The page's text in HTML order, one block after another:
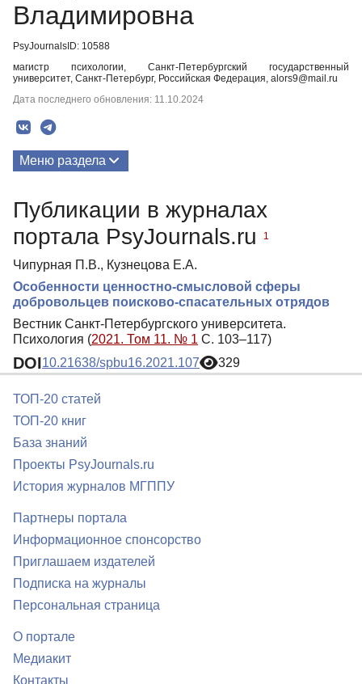
Владимировна
PsyJournalsID: 10588
магистр психологии, Санкт-Петербургский государственный
университет, Санкт-Петербург, Российская Федерация, alors9@mail.ru
Дата последнего обновления: 11.10.2024
Меню раздела
Публикации в журналах
портала PsyJournals.ru
1
Чипурная П.В., Кузнецова Е.А.
Особенности ценностно-смысловой сферы
добровольцев поисково-спасательных отрядов
Вестник Санкт-Петербургского университета.
Психология (2021. Том 11. № 1 С. 103–117)
DOI10.21638/spbu16.2021.107 329
ТОП-20 статей
ТОП-20 книг
База знаний
Проекты PsyJournals.ru
История журналов МГППУ
Партнеры портала
Информационное спонсорство
Приглашаем издателей
Подписка на журналы
Персональная страница
О портале
Медиакит
Контакты